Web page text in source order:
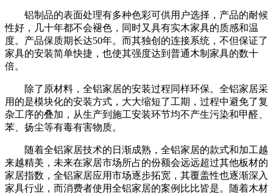
铝制品的表面处理有多种色彩可供用户选择，产品的耐候
性好，几十年都不会褪色，同时又具有实木家具的质感和温
度。产品保质期长达50年。而其独创的连接系统，不但保证了
家具的安装简单快捷，也使其强度达到普通木制家具的数十
倍。
除了原材料，全铝家居的安装过程同样环保。全铝家居采
用的是模块化的安装方式，大大缩短了工期，过程中避免了复
杂工序的叠加，从生产到施工安装环节均不产生污染和甲醛、
苯、扬尘等有毒有害物质。
随着全铝家居技术的日渐成熟，全铝家居的款式和加工越
来越精美，未来在家居市场所占的份额会远远超过其他板材的
家居指数，全铝家居应用市场逐步拓宽，其覆盖性也逐渐深入
家具行业，而消费者使用全铝家居的案例比比皆是。随着木材